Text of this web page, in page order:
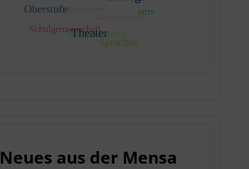
Neues aus der Mensa